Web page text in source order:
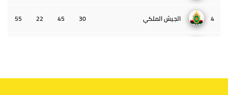
4 الجيش الملكي 30
45
22
55